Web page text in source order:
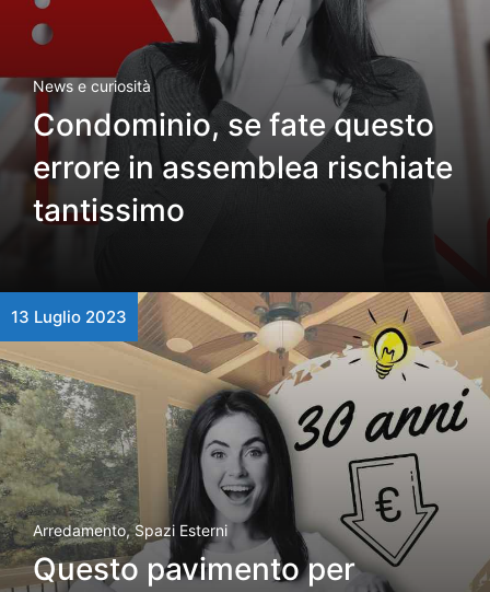
News e curiosità
Condominio, se fate questo
errore in assemblea rischiate
tantissimo
13 Luglio 2023
Arredamento,Spazi Esterni
Questo pavimento per